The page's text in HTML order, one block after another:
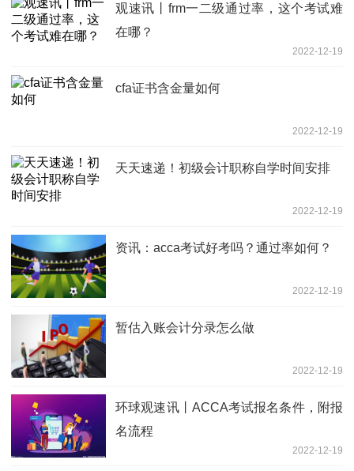
观速讯丨frm一二级通过率，这个考试难
在哪？
2022-12-19
cfa证书含金量如何
2022-12-19
天天速递！初级会计职称自学时间安排
2022-12-19
资讯：acca考试好考吗？通过率如何？
2022-12-19
暂估入账会计分录怎么做
2022-12-19
环球观速讯丨ACCA考试报名条件，附报
名流程
2022-12-19